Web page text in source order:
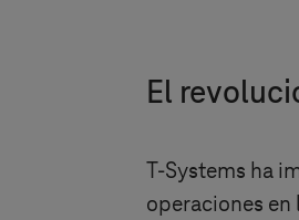
El
T-Systems ha
operaciones